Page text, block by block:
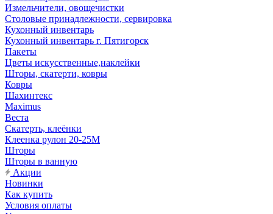
Измельчители, овощечистки
Столовые принадлежности, сервировка
Кухонный инвентарь
Кухонный инвентарь г. Пятигорск
Пакеты
Цветы искусственные,наклейки
Шторы, скатерти, ковры
Ковры
Шахинтекс
Maximus
Веста
Скатерть, клеёнки
Клеенка рулон 20-25М
Шторы
Шторы в ванную
Акции
Новинки
Как купить
Условия оплаты